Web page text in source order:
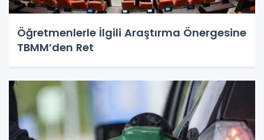
Öğretmenlerle İlgili Araştırma Önergesine
TBMM’den Ret